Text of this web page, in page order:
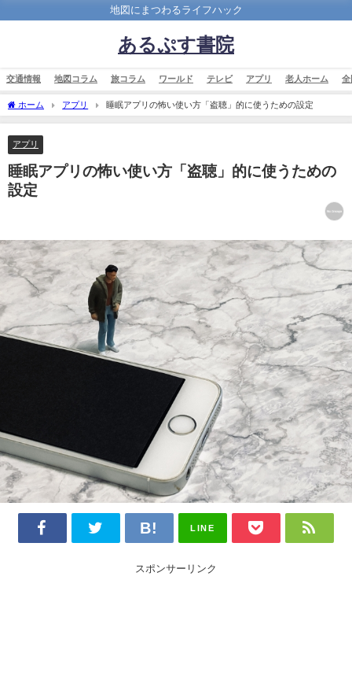
地図にまつわるライフハック
あるぷす書院
交通情報 地図コラム 旅コラム ワールド テレビ アプリ 老人ホーム 全
ホーム アプリ 睡眠アプリの怖い使い方「盗聴」的に使うための設定
アプリ
睡眠アプリの怖い使い方「盗聴」的に使うための
設定
LINE
スポンサーリンク